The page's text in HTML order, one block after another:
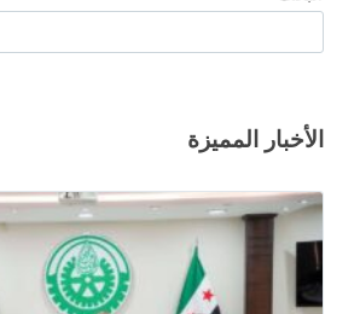
الأخبار المميزة